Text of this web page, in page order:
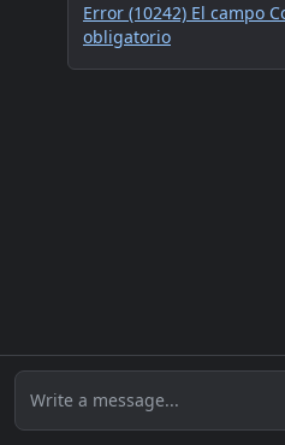
Error (10242) El campo
obligatorio
Write a message...